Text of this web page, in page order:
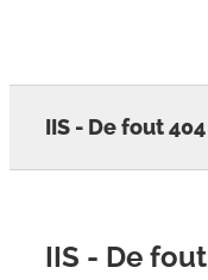
IIS - De fout
IIS - De